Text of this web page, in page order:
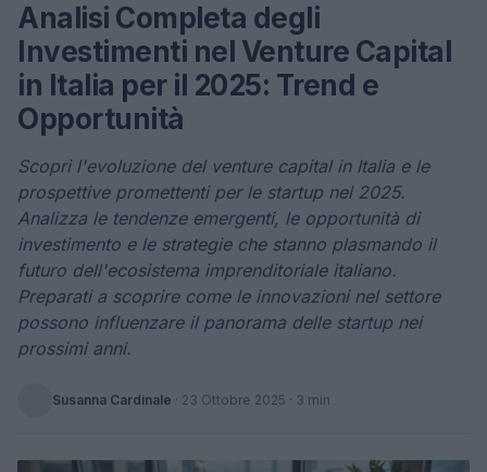
Analisi Completa degli
Investimenti nel Venture Capital
in Italia per il 2025: Trend e
Opportunità
Scopri l'evoluzione del venture capital in Italia e le
prospettive promettenti per le startup nel 2025.
Analizza le tendenze emergenti, le opportunità di
investimento e le strategie che stanno plasmando il
futuro dell'ecosistema imprenditoriale italiano.
Preparati a scoprire come le innovazioni nel settore
possono influenzare il panorama delle startup nei
prossimi anni.
Susanna Cardinale · 23 Ottobre 2025 · 3 min